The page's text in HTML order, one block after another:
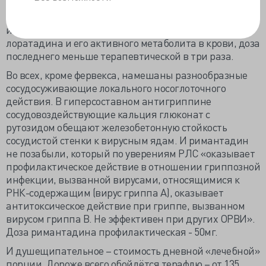
продвинутый лоратадин. Но, чтобы обезопасить от
ингибиторами CYP, увеличивающих концентрацию
лоратадина и его активного метаболита в крови, доза
последнего меньше терапевтической в три раза.
Во всех, кроме фервекса, намешаны разнообразные
сосудосуживающие локального носоглоточного
действия. В гиперсоставном антигриппине
сосудовоздействующие кальция глюконат с
рутозидом обещают железобетонную стойкость
сосудистой стенки к вирусным ядам. И римантадин
не позабыли, который по уверениям РЛС «оказывает
профилактическое действие в отношении гриппозной
инфекции, вызванной вирусами, относящимися к
РНК-содержащим (вирус гриппа А), оказывает
антитоксическое действие при гриппе, вызванном
вирусом гриппа B. Не эффективен при других ОРВИ».
Доза римантадина профилактическая - 50мг.
И душещипательное – стоимость дневной «лечебной»